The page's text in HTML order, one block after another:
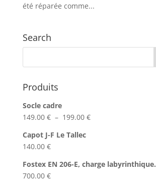
été réparée comme...
Search
Produits
Socle cadre
149.00 € – 199.00 €Plage
à
Capot J-F Le Tallec
140.00 €
Fostex EN 206-E, charge labyrinthique.
700.00 €